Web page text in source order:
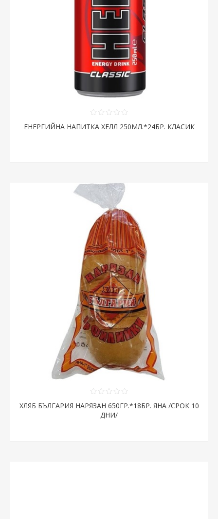
ЕНЕРГИЙНА НАПИТКА ХЕЛЛ 250МЛ.*24БР. КЛАСИК
ХЛЯБ БЪЛГАРИЯ НАРЯЗАН 650ГР.*18БР. ЯНА /СРОК 10
ДНИ/